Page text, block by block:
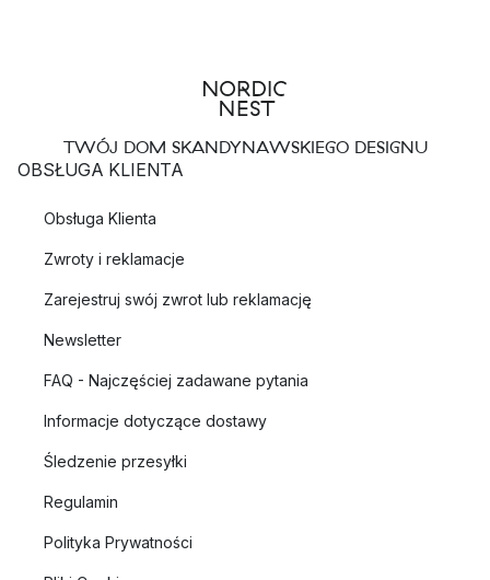
TWÓJ DOM SKANDYNAWSKIEGO DESIGNU
OBSŁUGA KLIENTA
Obsługa Klienta
Zwroty i reklamacje
Zarejestruj swój zwrot lub reklamację
Newsletter
FAQ - Najczęściej zadawane pytania
Informacje dotyczące dostawy
Śledzenie przesyłki
Regulamin
Polityka Prywatności